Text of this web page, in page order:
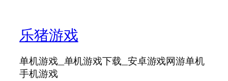
乐猪游戏
单机游戏_单机游戏下载_安卓游戏网游单机
手机游戏